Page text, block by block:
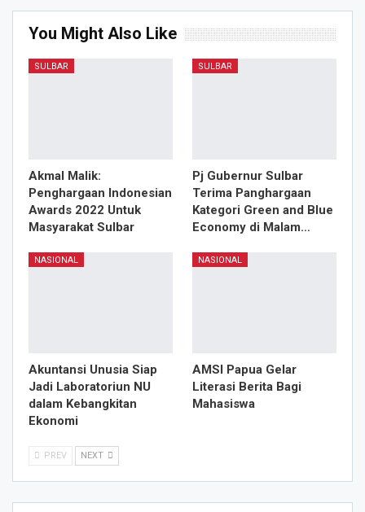
You Might Also Like
SULBAR
Akmal Malik:
Penghargaan Indonesian
Awards 2022 Untuk
Masyarakat Sulbar
SULBAR
Pj Gubernur Sulbar
Terima Panghargaan
Kategori Green and Blue
Economy di Malam…
NASIONAL
Akuntansi Unusia Siap
Jadi Laboratoriun NU
dalam Kebangkitan
Ekonomi
NASIONAL
AMSI Papua Gelar
Literasi Berita Bagi
Mahasiswa
PREV NEXT